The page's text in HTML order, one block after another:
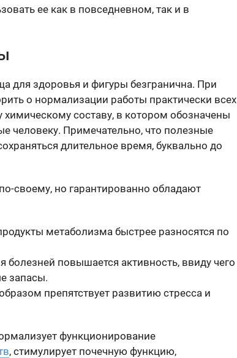
ее как в повседневном, так и в
для здоровья и фигуры безгранична. При
о нормализации работы практически всех
составу, в котором обозначены
человеку. Примечательно, что полезные
длительное время, буквально до
своему, но гарантированно обладают
метаболизма быстрее разносятся по
болезней повышается активность, ввиду чего
запасы.
препятствует развитию стресса и
функционирование
, стимулирует почечную функцию,